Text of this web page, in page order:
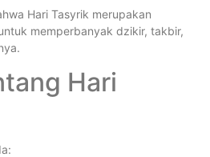
Hari Tasyrik merupakan
memperbanyak dzikir, takbir,
Hari